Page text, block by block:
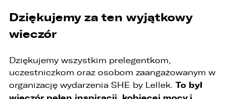
Dziękujemy za ten wyjątkowy
wieczór
Dziękujemy wszystkim prelegentkom,
uczestniczkom oraz osobom zaangażowanym w
organizację wydarzenia SHE by Lellek. To był